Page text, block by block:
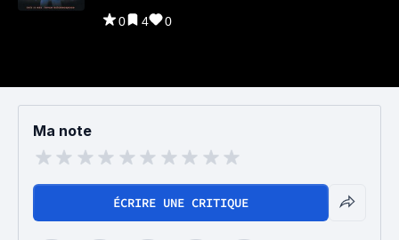
0 4 0
Ma note
ÉCRIRE UNE CRITIQUE